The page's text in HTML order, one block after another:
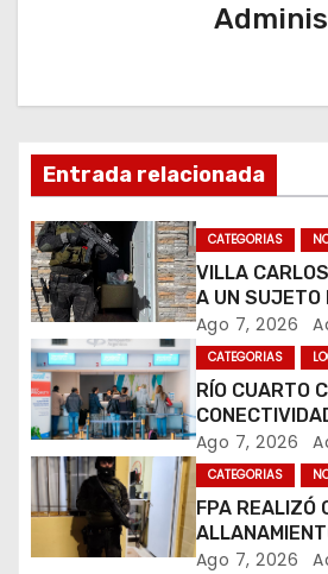
ó
n
d
e
e
n
t
Entrada relacionada
CATEGORIAS
VILLA
A UN SUJETO
MARIHUANA
Ago 7, 2026
CATEGORIAS
RÍO CUARTO
CUATRO
BUENOS
Ago 7, 2026
CATEGORIAS
FPA REALIZÓ
BUSTOS-
Ago 7, 2026